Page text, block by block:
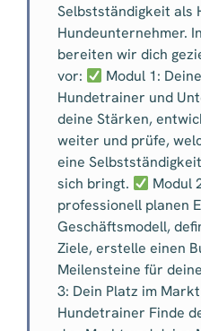
Selbstständigkeit als
Hundeunternehmer.
bereiten wir dich
vor:
Modul 1:
Hundetrainer und
deine Stärken,
weiter und prüfe,
eine
sich bringt.
Modul
professionell planen
Geschäftsmodell,
Ziele, erstelle einen
Meilensteine für
3: Dein Platz im
Hundetrainer Finde